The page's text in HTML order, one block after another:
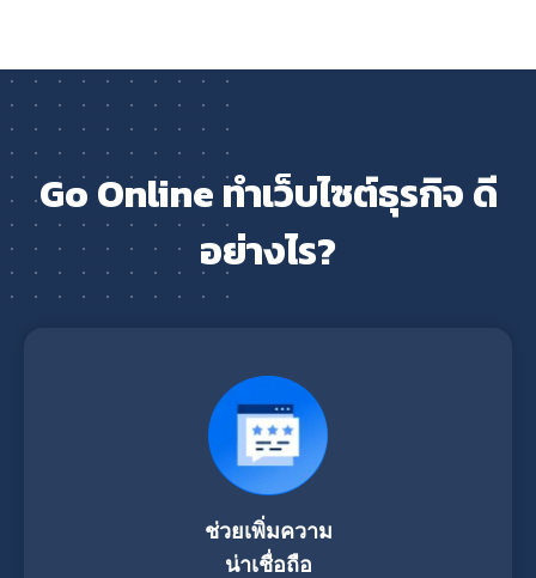
Go Online ทำเว็บไซต์ธุรกิจ ดี
อย่างไร?
ช่วยเพิ่มความ
น่าเชื่อถือ